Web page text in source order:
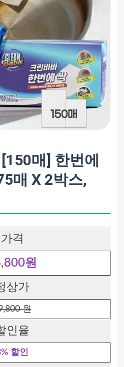
매] 한번에
매 X 2박스,
가격
원
상가
원
인율
할인